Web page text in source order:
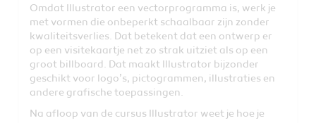
Omdat Illustrator een vectorprogramma is, werk je
met vormen die onbeperkt schaalbaar zijn zonder
kwaliteitsverlies. Dat betekent dat een ontwerp er
op een visitekaartje net zo strak uitziet als op een
groot billboard. Dat maakt Illustrator bijzonder
geschikt voor logo’s, pictogrammen, illustraties en
andere grafische toepassingen.
Na afloop van de cursus Illustrator weet je hoe je